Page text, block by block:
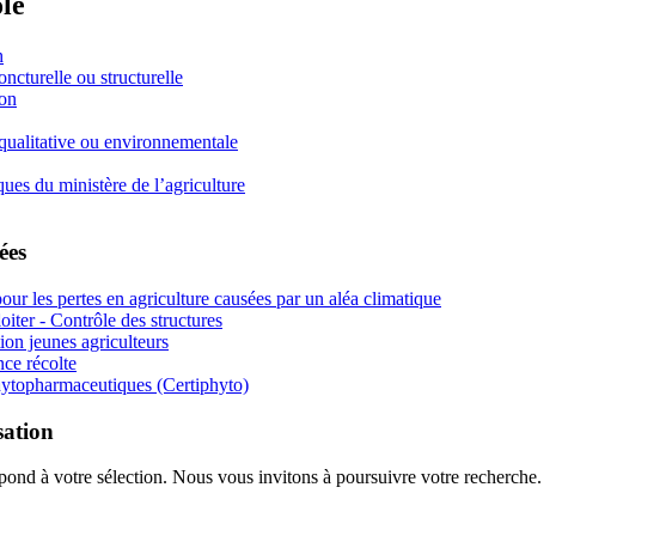
ou structurelle
ou environnementale
du ministère de l’agriculture
les pertes en agriculture causées par un aléa climatique
- Contrôle des structures
jeunes agriculteurs
récolte
(Certiphyto)
à votre sélection. Nous vous invitons à poursuivre votre recherche.